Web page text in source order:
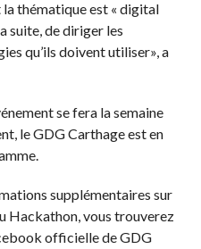
thématique est « digital
suite, de diriger les
qu’ils doivent utiliser», a
se fera la semaine
le GDG Carthage est en
supplémentaires sur
Hackathon, vous trouverez
officielle de GDG